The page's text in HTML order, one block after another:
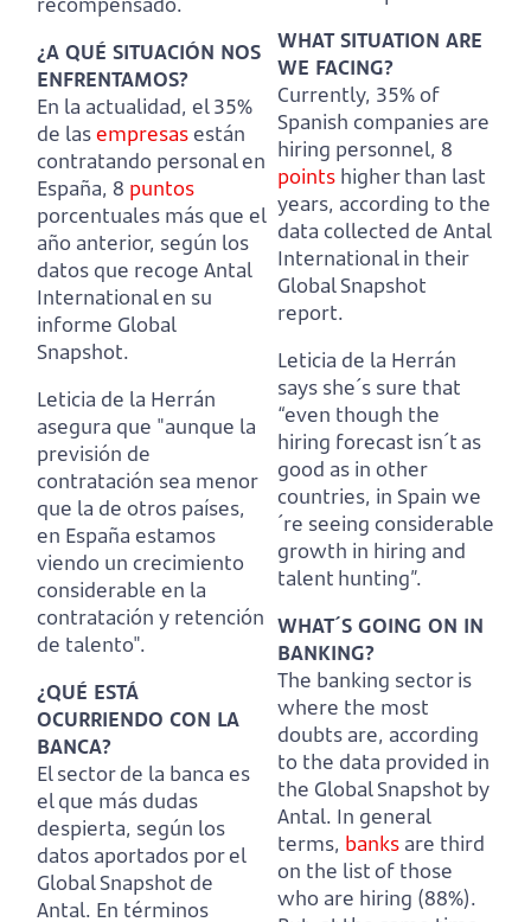
¿A QUÉ SITUACIÓN NOS
ENFRENTAMOS?
En la actualidad, el 35%
de lasempresasestán
contratando personal en
España, 8 puntos
porcentuales más que el
año anterior, según los
datos que recoge Antal
International en su
informe Global
Snapshot.
Leticia de la Herrán
asegura que "aunque la
previsión de
contratación sea menor
que la de otros países,
en España estamos
viendo un crecimiento
considerable en la
contratación y retención
de talento".
¿QUÉ ESTÁ
OCURRIENDO CON LA
BANCA?
El sector de la banca es
el que más dudas
despierta, según los
datos aportados por el
Global Snapshot de
Antal. En términos
WHAT SITUATION ARE
WE FACING?
Currently, 35% of
Spanish companies are
hiring personnel, 8
points higher than last
years, according to the
data collected de Antal
International in their
Global Snapshot
report.
Leticia de la Herrán
says she´s sure that
“even though the
hiring forecast isn´t as
good as in other
countries, in Spain we
´re seeing considerable
growth in hiring and
talent hunting”.
WHAT´S GOING ON IN
BANKING?
The banking sector is
where the most
doubts are, according
to the data provided in
the Global Snapshot by
Antal. In general
terms, banks are third
on the list of those
who are hiring (88%).